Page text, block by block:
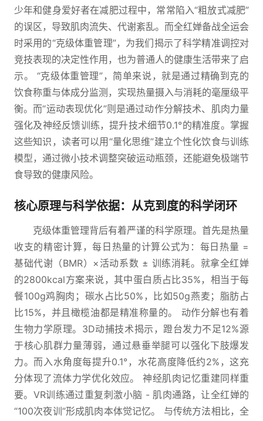
少年和健身爱好者在减肥过程中，常常陷入“粗放式减肥”
的误区，导致肌肉流失、代谢紊乱。而全红婵备战全运会
时采用的“克级体重管理”，为我们揭示了科学精准调控对
竞技表现的决定性作用，也为普通人的健康生活带来了启
示。 “克级体重管理”，简单来说，就是通过精确到克的
饮食称重与体成分监测，实现热量摄入与消耗的毫厘级平
衡。而“运动表现优化”则是通过动作分解技术、肌肉力量
强化及神经反馈训练，提升技术细节0.1°的精准度。掌握
这些知识，读者可以用“量化思维”建立个性化饮食与训练
模型，通过微小技术调整突破运动瓶颈，还能避免极端节
食导致的健康风险。
核心原理与科学依据：从克到度的科学闭环
克级体重管理背后有着严谨的科学原理。首先是热量
收支的精密计算，每日热量的计算公式为：每日热量 =
基础代谢（BMR）×活动系数 ± 训练消耗。就拿全红婵
的2800kcal方案来说，其中蛋白质占比35%，相当于每
餐100g鸡胸肉；碳水占比50%，比如50g燕麦；脂肪占
比15%，并且橄榄油都是精准称量的。 动作分解也有着
生物力学原理。3D动捕技术揭示，蹬台发力不足12%源
于核心肌群力量薄弱，通过悬垂举腿可以强化下肢爆发
力。而入水角度每提升0.1°，水花高度降低约2%，这充
分体现了流体力学优化效应。 神经肌肉记忆重建同样重
要。VR训练通过重复刺激小脑 - 肌肉通路，让全红婵的
“100次夜训”形成肌肉本体觉记忆。 与传统方法相比，全